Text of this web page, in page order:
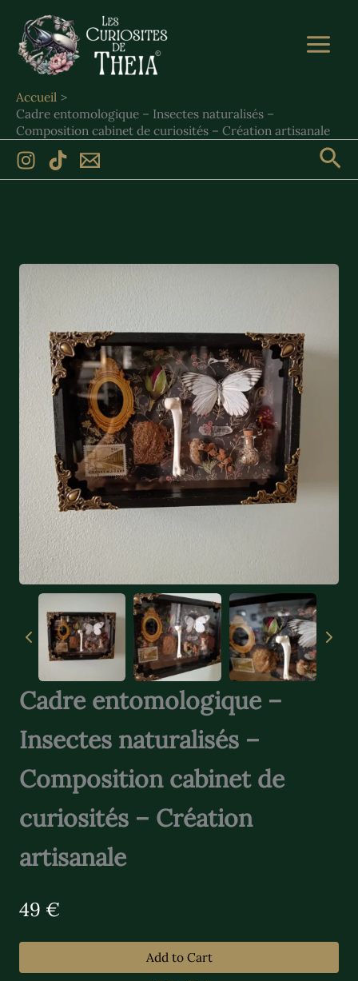
contenu
Accueil
Cadre entomologique – Insectes naturalisés –
Composition cabinet de curiosités – Création artisanale
Cadre entomologique –
Insectes naturalisés –
Composition cabinet de
curiosités – Création
artisanale
N
49 €
Add to Cart